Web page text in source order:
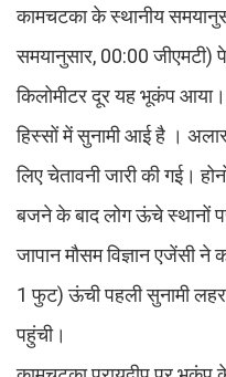
कामचटका के स्थानीय
समयानुसार, 00:00 जीएमटी)
किलोमीटर दूर यह भूकंप
हिस्सों में सुनामी आई है ।
लिए चेतावनी जारी की गई।
बजने के बाद लोग ऊंचे स्थानों
जापान मौसम विज्ञान एजेंसी
1 फुट) ऊंची पहली सुनामी लहर
पहुंची।